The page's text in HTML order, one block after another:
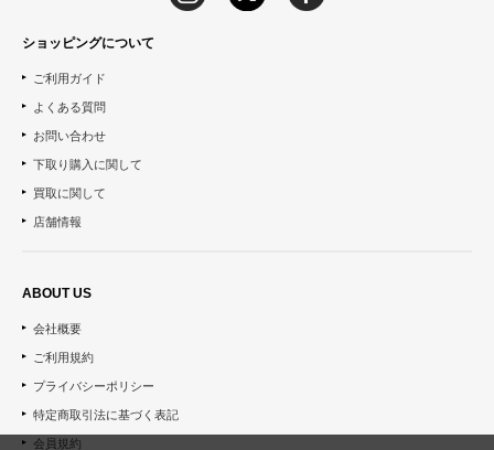
ショッピングについて
ご利用ガイド
よくある質問
お問い合わせ
下取り購入に関して
買取に関して
店舗情報
ABOUT US
会社概要
ご利用規約
プライバシーポリシー
特定商取引法に基づく表記
会員規約